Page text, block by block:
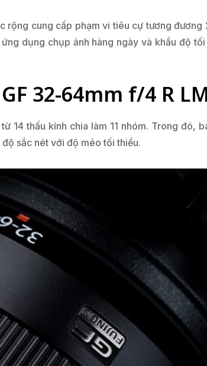
rộng cung cấp phạm vi tiêu cự tương
dụng chụp ảnh hàng ngày và khẩu độ
32-64mm f/4 R
14 thấu kính chia làm 11 nhóm. Trong
sắc nét với độ méo tối thiểu.